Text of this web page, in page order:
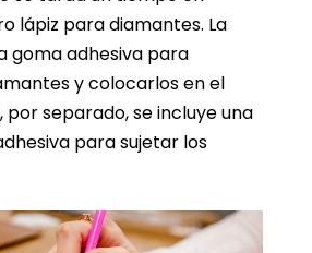
lápiz para diamantes. La
goma adhesiva para
y colocarlos en el
por separado, se incluye una
para sujetar los